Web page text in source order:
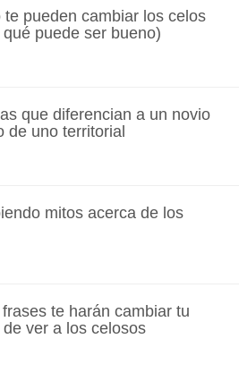
te pueden cambiar los celos
qué puede ser bueno)
que diferencian a un novio
de uno territorial
mitos acerca de los
te harán cambiar tu
ver a los celosos